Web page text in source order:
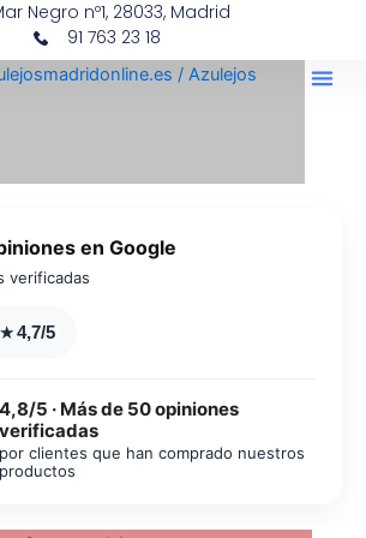
Negro nº1, 28033, Madrid
91 763 23 18
en Google
verificadas
4,7/5
4,8/5 · Más de 50 opiniones
verificadas
por clientes que han comprado nuestros
productos